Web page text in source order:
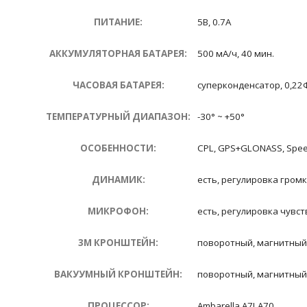
ПИТАНИЕ: 5В, 0.7А
АККУМУЛЯТОРНАЯ БАТАРЕЯ: 500 мА/ч, 40 мин.
ЧАСОВАЯ БАТАРЕЯ: суперконденсатор,
ТЕМПЕРАТУРНЫЙ ДИАПАЗОН: -30° ~ +50°
ОСОБЕННОСТИ: CPL, GPS+GLONASS,
ДИНАМИК: есть, регулировка
МИКРОФОН: есть, регулировка
3M КРОНШТЕЙН: поворотный, магнитный
ВАКУУМНЫЙ КРОНШТЕЙН: поворотный, магнитный